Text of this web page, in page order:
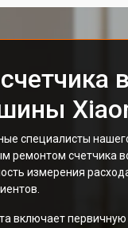
специалисты
ремонтом счетчика
измерения
включает